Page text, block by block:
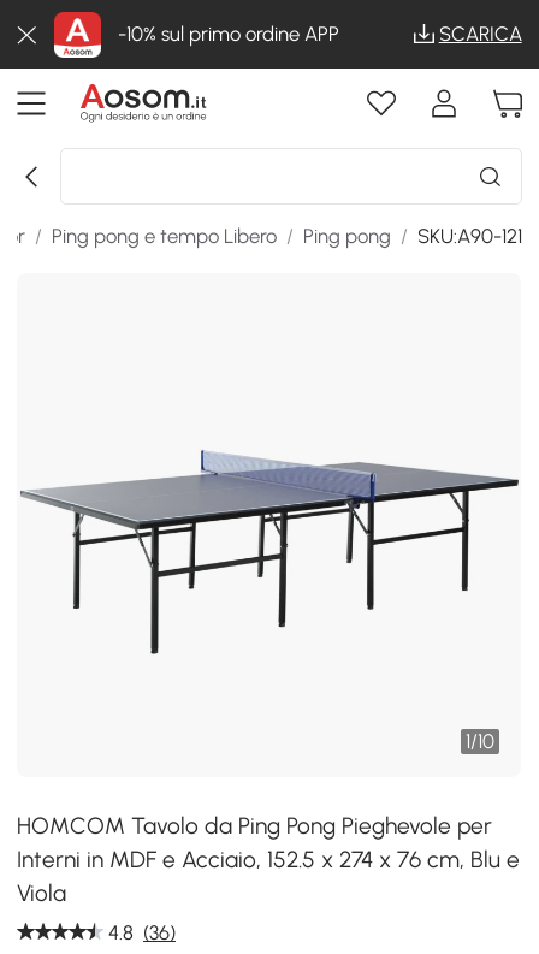
-10% sul primo ordine APP SCARICA
/ Ping pong e tempo Libero / Ping pong / SKU:A90-121
1/10
HOMCOM Tavolo da Ping Pong Pieghevole per
Interni in MDF e Acciaio, 152.5 x 274 x 76 cm, Blu e
Viola
4.8 (36)